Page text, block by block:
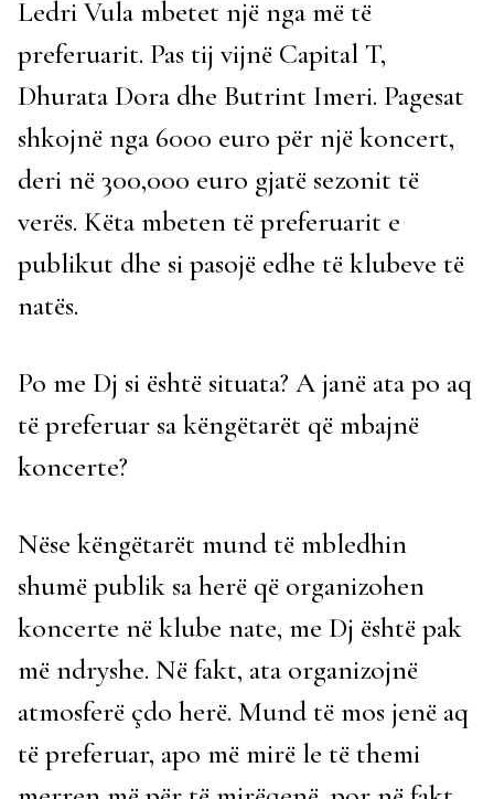
Ledri Vula mbetet një nga më të
preferuarit. Pas tij vijnë Capital T,
Dhurata Dora dhe Butrint Imeri. Pagesat
shkojnë nga 6000 euro për një koncert,
deri në 300,000 euro gjatë sezonit të
verës. Këta mbeten të preferuarit e
publikut dhe si pasojë edhe të klubeve të
natës.
Po me Dj si është situata? A janë ata po aq
të preferuar sa këngëtarët që mbajnë
koncerte?
Nëse këngëtarët mund të mbledhin
shumë publik sa herë që organizohen
koncerte në klube nate, me Dj është pak
më ndryshe. Në fakt, ata organizojnë
atmosferë çdo herë. Mund të mos jenë aq
të preferuar, apo më mirë le të themi